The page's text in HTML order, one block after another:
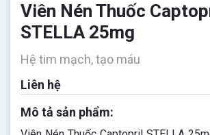
Viên Nén Thuốc
STELLA 25mg
Hệ tim mạch, tạo máu
Liên hệ
Mô tả sản phẩm: